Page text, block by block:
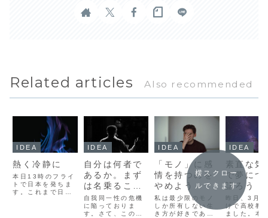
Related articles Also recommended
IDEA
熱く冷静に
本日13時のフライ
トで日本を発ちま
す。これまで日本
IDEA
自分は何者で
あるか。まず
は名乗るこ
と。
自我同一性の危機
に陥っておりま
す。さて、この危
IDEA
「モノ」に感
情を持つのを
やめよう
私は最少限のモノ
しか所有しない生
き方が好きであ
IDEA
素直な気
で夢につ
語ろう
昨日、3月
けで高校教
ました。本
横スクロー
ルできます